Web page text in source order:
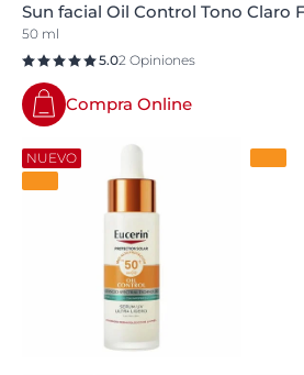
Sun facial Oil Control Tono Claro
50 ml
5.02 Opiniones
Compra Online
NUEVO